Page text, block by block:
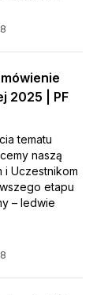
2025 | PF
tematu
naszą
Uczestnikom
etapu
– ledwie